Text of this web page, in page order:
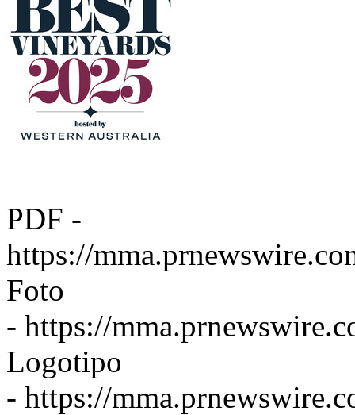
PDF -
https://
Foto
- https://
Logotipo
- https://